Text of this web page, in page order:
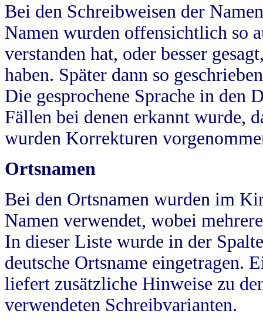
Bei den Schreibweisen der
Namen wurden offensichtlich so
verstanden hat, oder besser
haben. Später dann so
Die gesprochene Sprache in
Fällen bei denen erkannt wurde,
wurden Korrekturen
Ortsnamen
Bei den Ortsnamen wurden im
Namen verwendet, wobei
In dieser Liste wurde in der
deutsche Ortsname eingetragen.
liefert zusätzliche Hinweise zu
verwendeten Schreibvarianten.